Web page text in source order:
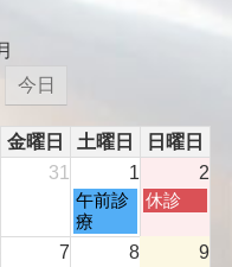
今日
金曜日 土曜日
日曜日
31 1 2
土
曜
日,
午前診
療
日
休診
7 8 9